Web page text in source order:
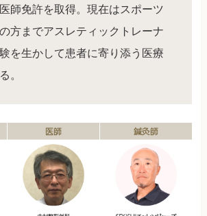
師免許を取得。現在はスポーツ
方までアスレティックトレーナ
を生かして患者に寄り添う医療
。